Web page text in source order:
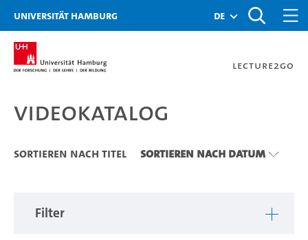
Zu den Filtern
Zur Metanavigation
Zur Hauptnavigation
Zur Suche
Zum Inhalt
Zum Seitenfuss
Universität Hamburg de
Lecture2Go
Videokatalog
Videokatalog
Sortieren nach Titel Sortieren nach Datum
Filter